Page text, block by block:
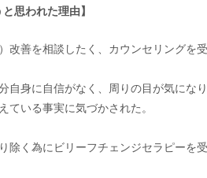
思われた理由】
改善を相談したく、 カウンセリングを
自身に自信がなく、 周りの目が気にな
ている事実に気づかされた。
除く為にビリーフチェンジセラピーを